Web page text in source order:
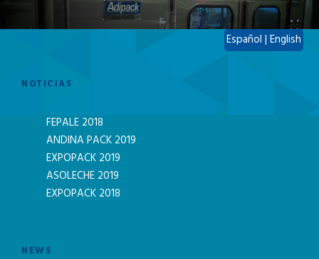
NOTICIAS
FEPALE 2018
ANDINA PACK 2019
EXPOPACK 2019
ASOLECHE 2019
EXPOPACK 2018
NEWS
Español | English